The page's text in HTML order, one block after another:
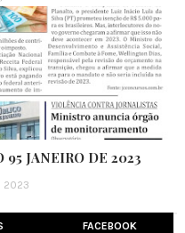
JANEIRO DE 2023
2023
FACEBOOK